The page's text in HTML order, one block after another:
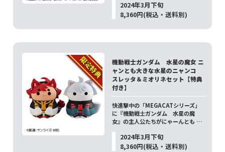
2024年3月下旬
8,360円(税込・送料別)
機動戦士ガンダム 水星の魔女 ニ
ャンとも大きな水星のニャンコ
スレッタ＆ミオリネセット【特典
付き】
快進撃中の「MEGACATシリーズ」
に『機動戦士ガンダム 水星の魔
女』の主人公たちがにゃーんとも …
2024年3月下旬
8,360円(税込・送料別)